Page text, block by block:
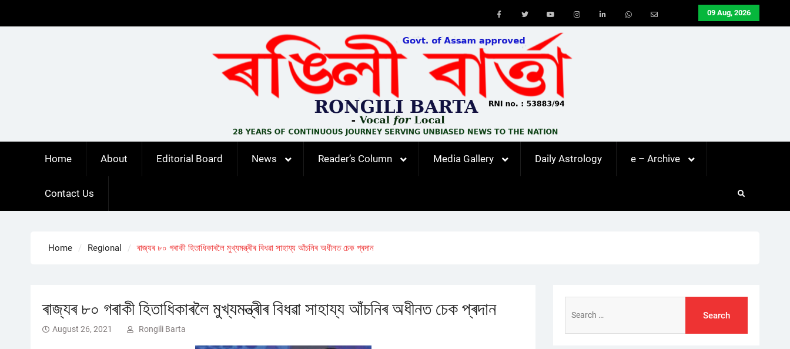
09 Aug, 2026
Youtube
Home About Editorial Board News Reader’s Column Media Gallery Daily Astrology e – Archive
Contact Us
Home Regional ৰাজ্যৰ ৮০ গৰাকী হিতাধিকাৰলৈ মুখ্যমন্ত্ৰীৰ বিধৱা সাহায্য আঁচনিৰ অধীনত চেক প্ৰদান
ৰাজ্যৰ ৮০ গৰাকী হিতাধিকাৰলৈ মুখ্যমন্ত্ৰীৰ বিধৱা সাহায্য আঁচনিৰ অধীনত চেক প্ৰদান
August 26, 2021 Rongili Barta
for: